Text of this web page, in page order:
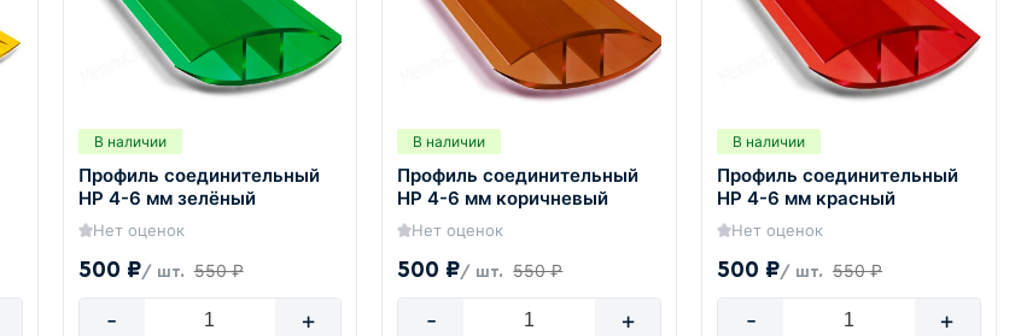
В наличии
Профиль соединительный
HP 4-6 мм зелёный
Нет оценок
500 ₽/ шт. 550 ₽
- +
В наличии
Профиль соединительный
HP 4-6 мм коричневый
Нет оценок
500 ₽/ шт. 550 ₽
- +
В наличии
Профиль соединительный
HP 4-6 мм красный
Нет оценок
500 ₽/ шт. 550 ₽
- +